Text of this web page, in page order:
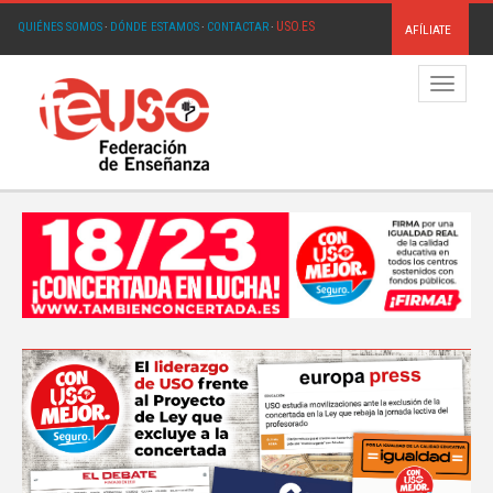
QUIÉNES SOMOS· DÓNDE ESTAMOS· CONTACTAR· USO.ES AFÍLIATE
Menú